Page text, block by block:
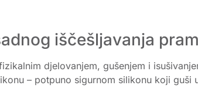
iščešljavanja
djelovanjem, gušenjem i
– potpuno sigurnom silikonu koji guši